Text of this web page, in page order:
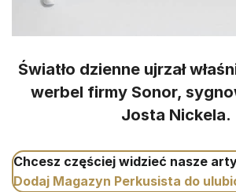
Światło dzienne ujrzał
werbel firmy Sonor,
Josta Nickela.
Chcesz częściej widzieć nasze
Dodaj Magazyn Perkusista do